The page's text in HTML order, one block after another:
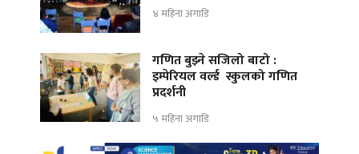
४ महिना अगाडि
गणित बुझ्ने सजिलो बाटो :
इम्पेरियल वर्ल्ड स्कुलको गणित
प्रदर्शनी
५ महिना अगाडि